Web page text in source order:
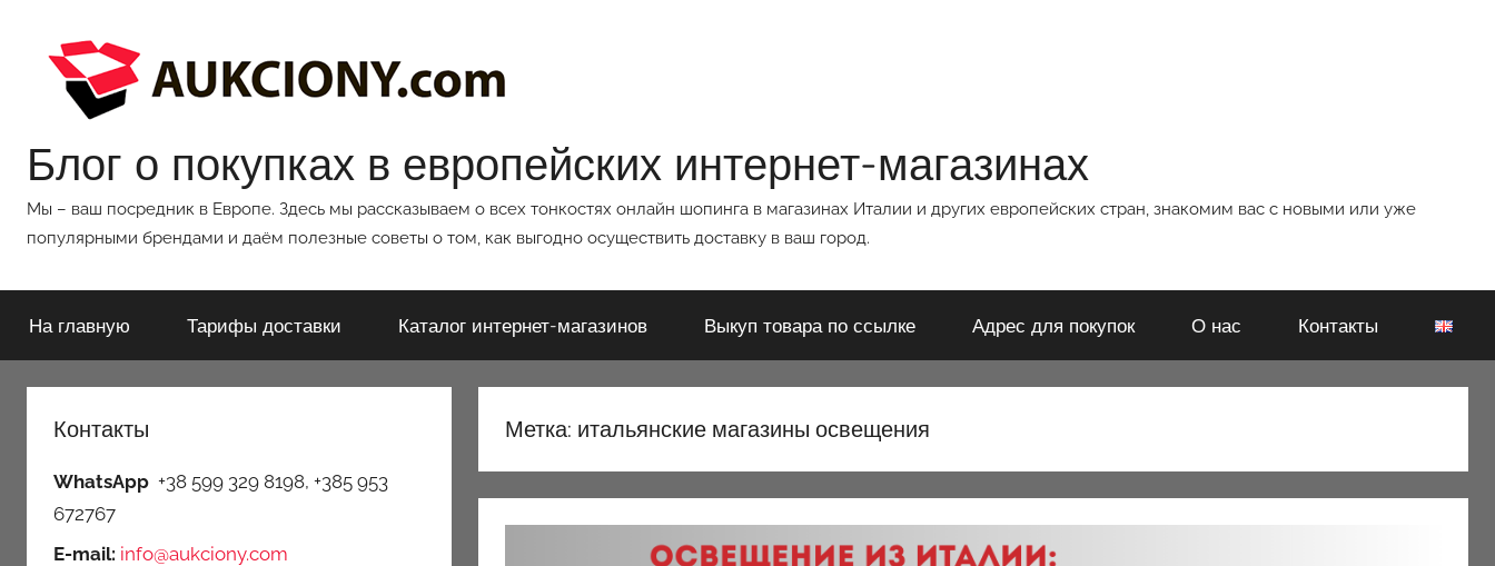
содержимому
Блог о покупках в европейских интернет-магазинах
Мы – ваш посредник в Европе. Здесь мы рассказываем о всех тонкостях онлайн шопинга в магазинах Италии и других европейских стран, знакомим вас с новыми или уже
популярными брендами и даём полезные советы о том, как выгодно осуществить доставку в ваш город.
На главную Тарифы доставки Каталог интернет-магазинов Выкуп товара по ссылке Адрес для покупок О нас Контакты
Метка: итальянские магазины освещения
Контакты
WhatsApp +38 599 329 8198, +385 953
672767
E-mail: info@aukciony.com